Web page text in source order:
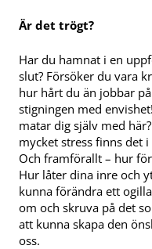
Är det trögt?
Har du hamnat i en
slut? Försöker du vara
hur hårt du än jobbar
stigningen med
matar dig själv med
mycket stress finns det
Och framförallt – hur
Hur låter dina inre och
kunna förändra ett
om och skruva på det
att kunna skapa den
oss.